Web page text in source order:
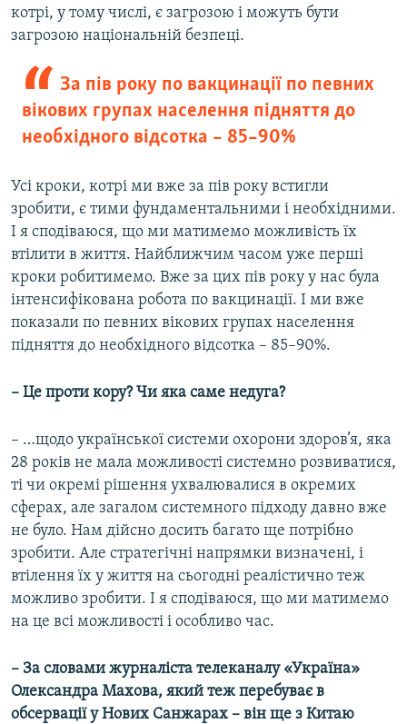
котрі, у тому числі, є загрозою і можуть бути
загрозою національній безпеці.
За пів року по вакцинації по певних
вікових групах населення підняття до
необхідного відсотка – 85–90%
Усі кроки, котрі ми вже за пів року встигли
зробити, є тими фундаментальними і необхідними.
І я сподіваюся, що ми матимемо можливість їх
втілити в життя. Найближчим часом уже перші
кроки робитимемо. Вже за цих пів року у нас була
інтенсифікована робота по вакцинації. І ми вже
показали по певних вікових групах населення
підняття до необхідного відсотка – 85–90%.
– Це проти кору? Чи яка саме недуга?
– …щодо української системи охорони здоров’я, яка
28 років не мала можливості системно розвиватися,
ті чи окремі рішення ухвалювалися в окремих
сферах, але загалом системного підходу давно вже
не було. Нам дійсно досить багато ще потрібно
зробити. Але стратегічні напрямки визначені, і
втілення їх у життя на сьогодні реалістично теж
можливо зробити. І я сподіваюся, що ми матимемо
на це всі можливості і особливо час.
– За словами журналіста телеканалу «Україна»
Олександра Махова, який теж перебуває в
обсервації у Нових Санжарах – він ще з Китаю